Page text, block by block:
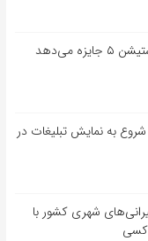
می‌دهد
به نمایش تبلیغات در
شهری کشور با